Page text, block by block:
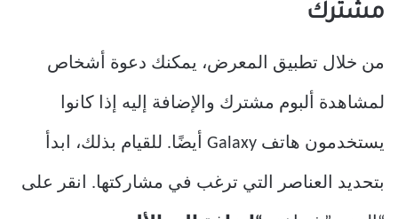
مشترك
من خلال تطبيق المعرض، يمكنك دعوة أشخاص
لمشاهدة ألبوم مشترك والإضافة إليه إذا كانوا
يستخدمون هاتف Galaxy أيضًا. للقيام بذلك، ابدأ
بتحديد العناصر التي ترغب في مشاركتها. انقر على